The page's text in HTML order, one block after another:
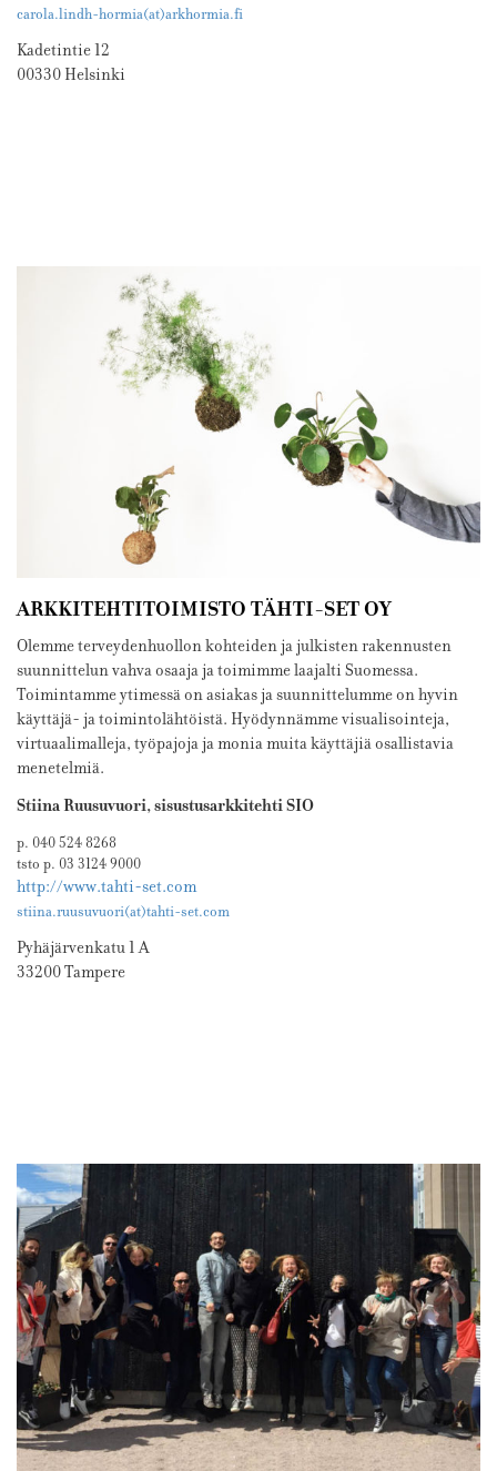
carola.lindh-hormia(at)arkhormia.fi
Kadetintie 12
00330 Helsinki
ARKKITEHTITOIMISTO TÄHTI-SET OY
Olemme terveydenhuollon kohteiden ja julkisten rakennusten
suunnittelun vahva osaaja ja toimimme laajalti Suomessa.
Toimintamme ytimessä on asiakas ja suunnittelumme on hyvin
käyttäjä- ja toimintolähtöistä. Hyödynnämme visualisointeja,
virtuaalimalleja, työpajoja ja monia muita käyttäjiä osallistavia
menetelmiä.
Stiina Ruusuvuori, sisustusarkkitehti SIO
p. 040 524 8268
tsto p. 03 3124 9000
http://www.tahti-set.com
stiina.ruusuvuori(at)tahti-set.com
Pyhäjärvenkatu 1 A
33200 Tampere